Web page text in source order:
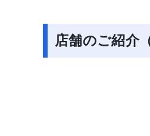
店舗のご紹介